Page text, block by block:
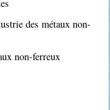
des métaux non-
non-ferreux